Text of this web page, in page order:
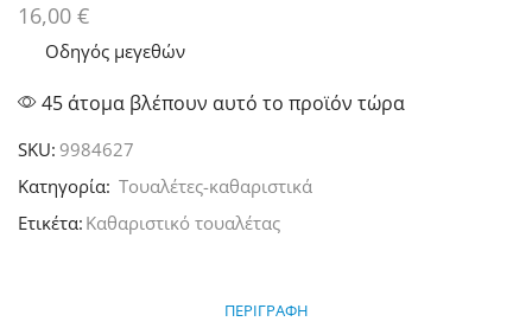
16,00 €
Οδηγός μεγεθών
45 άτομα βλέπουν αυτό το προϊόν τώρα
SKU: 9984627
Κατηγορία: Τουαλέτες-καθαριστικά
Ετικέτα: Καθαριστικό τουαλέτας
ΠΕΡΙΓΡΑΦΉ